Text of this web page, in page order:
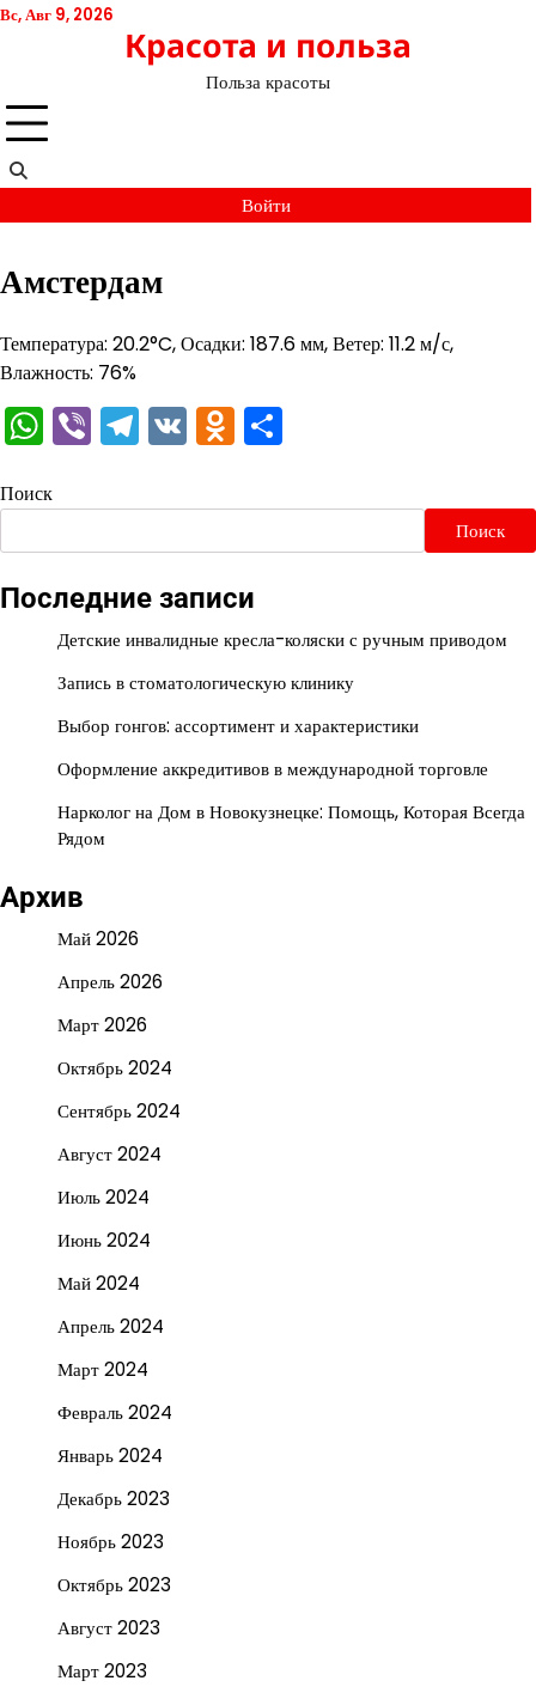
Перейти
Вс, Авг 9, 2026
Красота и польза
Польза красоты
Войти
Амстердам
Температура: 20.2°C, Осадки: 187.6 мм, Ветер: 11.2 м/с,
Влажность: 76%
WhatsApp
ViberTelegram
VKOdnoklassniki
Поиск
Поиск
Последние записи
Детские инвалидные кресла-коляски с ручным приводом
Запись в стоматологическую клинику
Выбор гонгов: ассортимент и характеристики
Оформление аккредитивов в международной торговле
Нарколог на Дом в Новокузнецке: Помощь, Которая Всегда
Рядом
Архив
Май 2026
Апрель 2026
Март 2026
Октябрь 2024
Сентябрь 2024
Август 2024
Июль 2024
Июнь 2024
Май 2024
Апрель 2024
Март 2024
Февраль 2024
Январь 2024
Декабрь 2023
Ноябрь 2023
Октябрь 2023
Август 2023
Март 2023